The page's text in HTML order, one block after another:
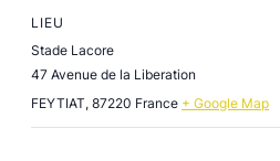
LIEU
Stade Lacore
47 Avenue de la Liberation
FEYTIAT, 87220 France + Google Map